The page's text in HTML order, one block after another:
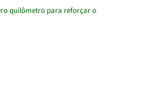
quilômetro para reforçar o